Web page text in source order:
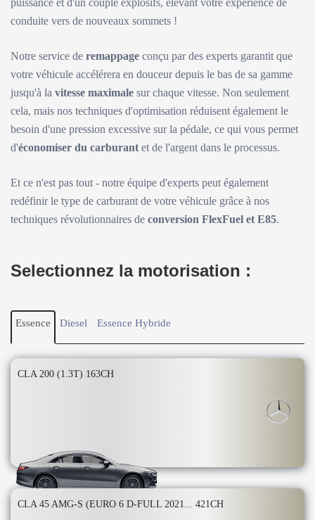
puissance et d'un couple explosifs, élevant votre expérience de
conduite vers de nouveaux sommets !
Notre service de remappage conçu par des experts garantit que
votre véhicule accélérera en douceur depuis le bas de sa gamme
jusqu'à la vitesse maximale sur chaque vitesse. Non seulement
cela, mais nos techniques d'optimisation réduisent également le
besoin d'une pression excessive sur la pédale, ce qui vous permet
d'économiser du carburant et de l'argent dans le processus.
Et ce n'est pas tout - notre équipe d'experts peut également
redéfinir le type de carburant de votre véhicule grâce à nos
techniques révolutionnaires de conversion FlexFuel et E85.
Selectionnez la motorisation :
Essence Diesel Essence Hybride
CLA 200 (1.3T) 163CH
CLA 45 AMG-S (EURO 6 D-FULL 2021... 421CH